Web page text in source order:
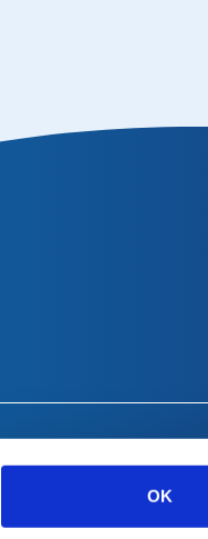
OK
necesitas ayuda?
+31-53-4781900
info@curetape.com